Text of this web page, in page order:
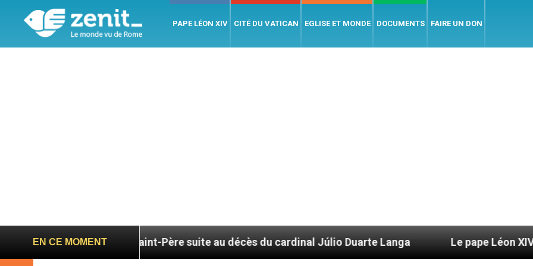
PAPE LÉON XIV CITÉ DU VATICAN EGLISE ET MONDE DOCUMENTS FAIRE UN DON
EN CE MOMENT
du Saint-Père suite au décès du cardinal Júlio Duarte Langa Le pape Léon XIV évoque un